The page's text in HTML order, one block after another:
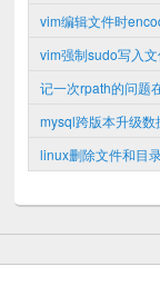
vim编辑文件时
vim强制sudo写入
记一次rpath的问题
mysql跨版本升级
linux删除文件和目